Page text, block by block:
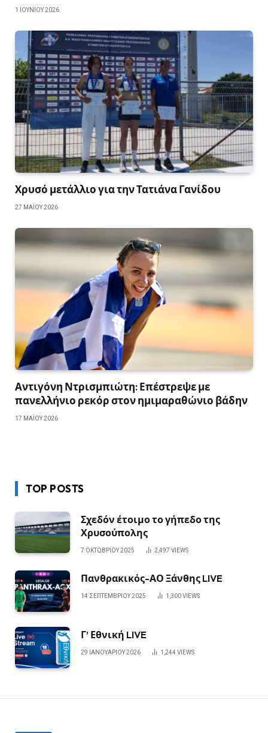
1 ΙΟΥΝΊΟΥ 2026
Χρυσό μετάλλιο για την Τατιάνα Γανίδου
27 ΜΑΪ́ΟΥ 2026
Αντιγόνη Ντρισμπιώτη: Επέστρεψε με
πανελλήνιο ρεκόρ στον ημιμαραθώνιο βάδην
17 ΜΑΪ́ΟΥ 2026
TOP POSTS
Σχεδόν έτοιμο το γήπεδο της
Χρυσούπολης
7 ΟΚΤΩΒΡΊΟΥ 2025 2,497 VIEWS
Πανθρακικός-ΑΟ Ξάνθης LIVE
14 ΣΕΠΤΕΜΒΡΊΟΥ 2025 1,300VIEWS
Γ’ Εθνική LIVE
29 ΙΑΝΟΥΑΡΊΟΥ 2026 1,244 VIEWS